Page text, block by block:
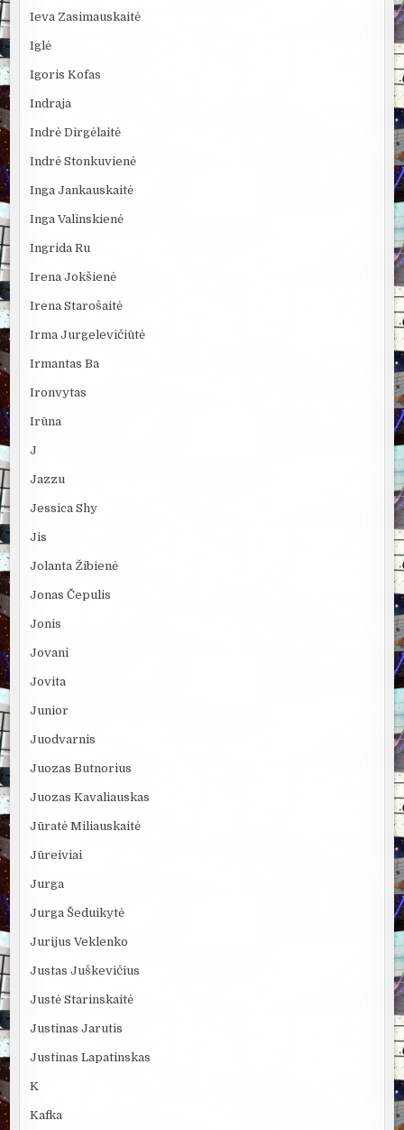
Ieva Zasimauskaitė
Iglė
Igoris Kofas
Indraja
Indrė Dirgėlaitė
Indrė Stonkuvienė
Inga Jankauskaitė
Inga Valinskienė
Ingrida Ru
Irena Jokšienė
Irena Starošaitė
Irma Jurgelevičiūtė
Irmantas Ba
Ironvytas
Irūna
J
Jazzu
Jessica Shy
Jis
Jolanta Žibienė
Jonas Čepulis
Jonis
Jovani
Jovita
Junior
Juodvarnis
Juozas Butnorius
Juozas Kavaliauskas
Jūratė Miliauskaitė
Jūreiviai
Jurga
Jurga Šeduikytė
Jurijus Veklenko
Justas Juškevičius
Justė Starinskaitė
Justinas Jarutis
Justinas Lapatinskas
K
Kafka